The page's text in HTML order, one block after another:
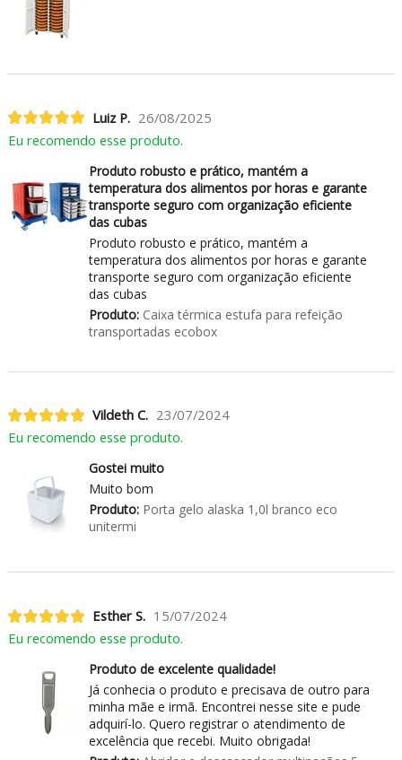
Luiz P. 26/08/2025
Eu recomendo esse produto.
Produto robusto e prático, mantém a
temperatura dos alimentos por horas e garante
transporte seguro com organização eficiente
das cubas
Produto robusto e prático, mantém a
temperatura dos alimentos por horas e garante
transporte seguro com organização eficiente
das cubas
Produto:Caixa térmica estufa para refeição
transportadas ecobox
Vildeth C. 23/07/2024
Eu recomendo esse produto.
Gostei muito
Muito bom
Produto:Porta gelo alaska 1,0l branco eco
unitermi
Esther S. 15/07/2024
Eu recomendo esse produto.
Produto de excelente qualidade!
Já conhecia o produto e precisava de outro para
minha mãe e irmã. Encontrei nesse site e pude
adquirí-lo. Quero registrar o atendimento de
excelência que recebi. Muito obrigada!